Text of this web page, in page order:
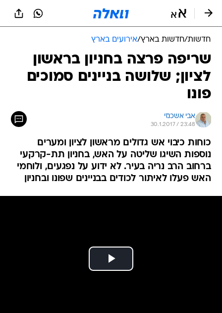
חדשות/חדשות בארץ/אירועים בארץ
שריפה פרצה בחניון בראשון
לציון; שלושה בניינים סמוכים
פונו
אבי אשכנזי
30.1.2017 / 23:48
כוחות כיבוי אש גדולים מראשון לציון ומערים
נוספות השיגו שליטה על האש, בחניון תת-קרקעי
ברחוב הרב נריה בעיר. לא ידוע על נפגעים, ולוחמי
האש פעלו לאיתור לכודים בבניינים שפונו ובחניון